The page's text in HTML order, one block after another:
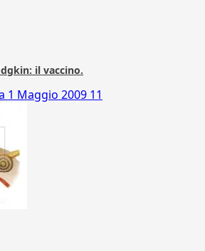
il vaccino.
1 Maggio 2009 11